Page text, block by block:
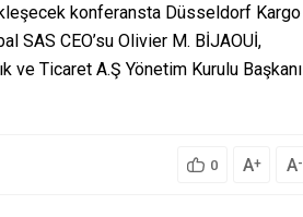
konferansta Düsseldorf Kargo
SAS CEO’su Olivier M. BİJAOUİ,
ve Ticaret A.Ş Yönetim Kurulu Başkanı
0 A+ A-